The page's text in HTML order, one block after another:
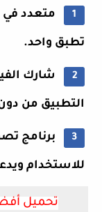
متعدد في
تطبق واحد.
شارك
التطبيق من
برنامج
للاستخدام
تحميل